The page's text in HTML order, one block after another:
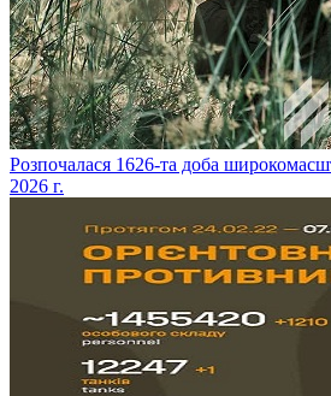
​Розпочалася 1626-та доба
2026 г.